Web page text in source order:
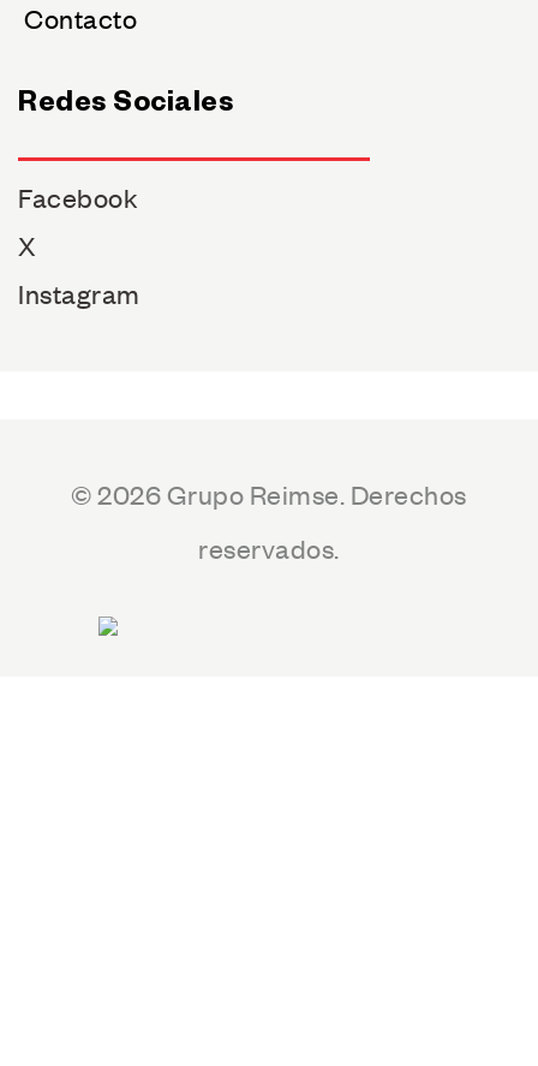
Contacto
Redes Sociales
Facebook
X
Instagram
© 2026 Grupo Reimse. Derechos
reservados.